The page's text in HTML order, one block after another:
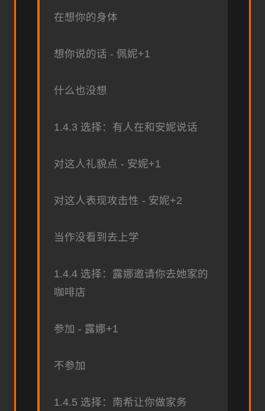
在想你的身体
想你说的话 - 佩妮+1
什么也没想
1.4.3 选择：有人在和安妮说话
对这人礼貌点 - 安妮+1
对这人表现攻击性 - 安妮+2
当作没看到去上学
1.4.4 选择：露娜邀请你去她家的
咖啡店
参加 - 露娜+1
不参加
1.4.5 选择：南希让你做家务